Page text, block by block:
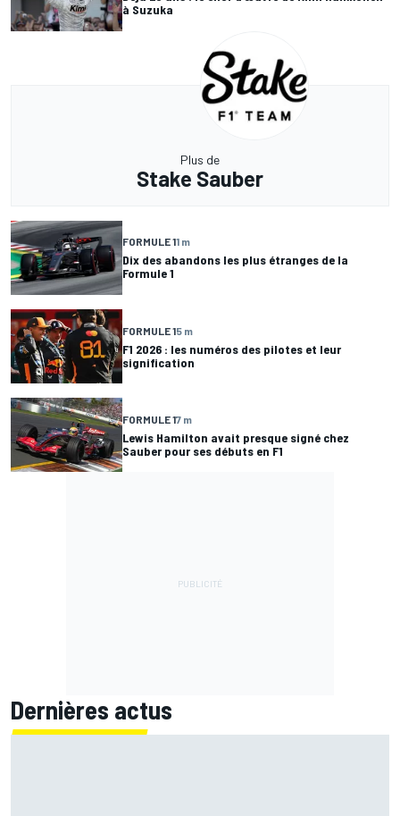
à Suzuka
Plus de
Stake Sauber
FORMULE 11 m
Dix des abandons les plus étranges de la
Formule 1
FORMULE 15 m
F1 2026 : les numéros des pilotes et leur
signification
FORMULE 17 m
Lewis Hamilton avait presque signé chez
Sauber pour ses débuts en F1
Dernières actus